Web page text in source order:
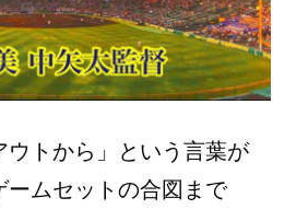
ウトから」という言葉が
ームセットの合図まで